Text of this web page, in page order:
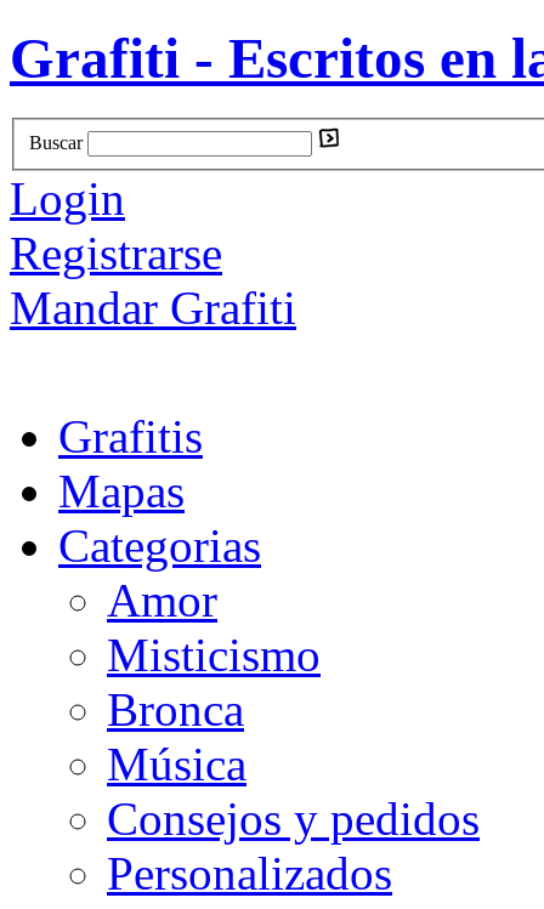
Grafiti - Escritos en
Buscar
Login
Registrarse
Mandar Grafiti
Grafitis
Mapas
Categorias
Amor
Misticismo
Bronca
Música
Consejos y pedidos
Personalizados